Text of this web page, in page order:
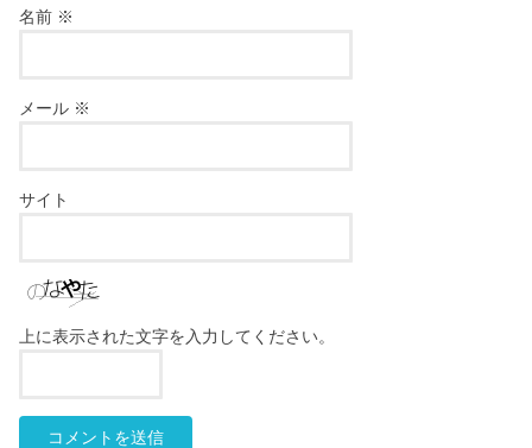
名前 ※
メール ※
サイト
上に表示された文字を入力してください。